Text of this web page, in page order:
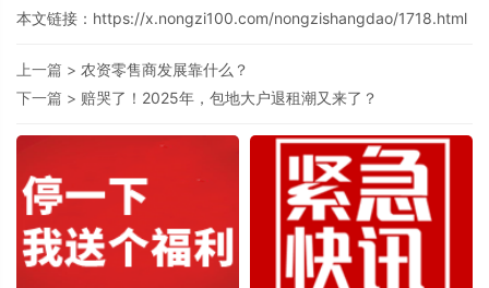
本文链接： https://x.nongzi100.com/nongzishangdao/1718.html
上一篇 > 农资零售商发展靠什么？
下一篇 > 赔哭了！2025年，包地大户退租潮又来了？